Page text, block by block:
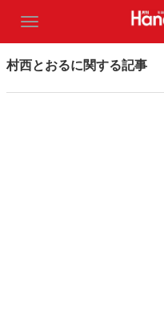
村西とおるに関する記事